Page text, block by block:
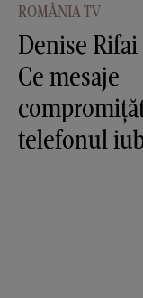
ROMÂNIA TV
Denise
Ce mesaje
telefonul